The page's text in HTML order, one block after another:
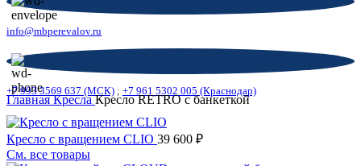
info@mbperevalov.ru
+7 993 3569 637 (МСК) ; +7 961 5302 005 (Краснодар)
ГлавнаяКреслаКресло RETRO с банкеткой
Кресло с вращением CLIO 39 600 ₽
См. все товары